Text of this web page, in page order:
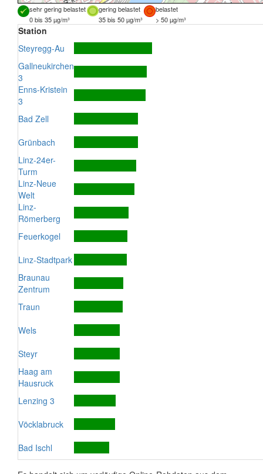
sehr gering belastet gering belastet
belastet
0 bis 35 µg/m³
35 bis 50 µg/m³ > 50 µg/m³
Station
Steyregg-Au
Gallneukirchen
3
Enns-Kristein
3
Bad Zell
Grünbach
Linz-24er-
Turm
Linz-Neue
Welt
Linz-
Römerberg
Feuerkogel
Linz-Stadtpark
Braunau
Zentrum
Traun
Wels
Steyr
Haag am
Hausruck
Lenzing 3
Vöcklabruck
Bad Ischl